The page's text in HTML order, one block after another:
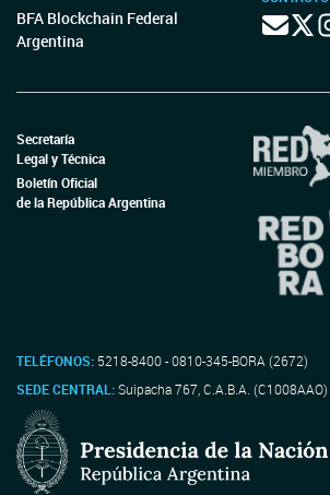
BFA Blockchain Federal
Argentina
Secretaría
Legal y Técnica
Boletín Oficial
de la República Argentina
TELÉFONOS: 5218-8400 - 0810-345-BORA (2672)
SEDE CENTRAL:Suipacha 767, C.A.B.A. (C1008AAO)